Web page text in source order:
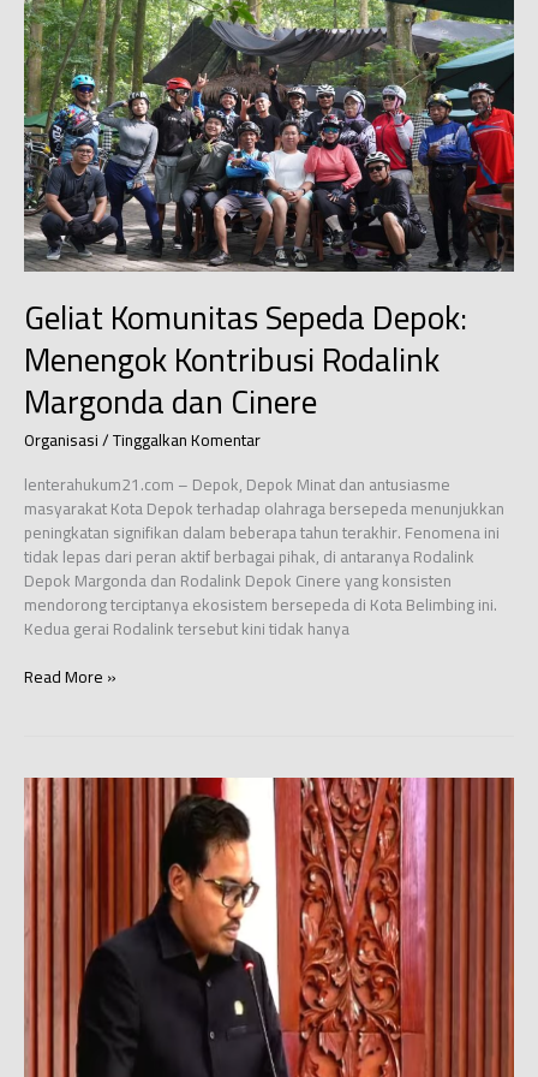
Kebersihan
Lingkungan
dan
Perbaikan
Infrastruktur
Geliat Komunitas Sepeda Depok:
Menengok Kontribusi Rodalink
Margonda dan Cinere
Organisasi/Tinggalkan Komentar
lenterahukum21.com – Depok, Depok Minat dan antusiasme
masyarakat Kota Depok terhadap olahraga bersepeda menunjukkan
peningkatan signifikan dalam beberapa tahun terakhir. Fenomena ini
tidak lepas dari peran aktif berbagai pihak, di antaranya Rodalink
Depok Margonda dan Rodalink Depok Cinere yang konsisten
mendorong terciptanya ekosistem bersepeda di Kota Belimbing ini.
Kedua gerai Rodalink tersebut kini tidak hanya
Geliat
Menengok
Kontribusi
Rodalink
Margonda
Cinere
Read More »